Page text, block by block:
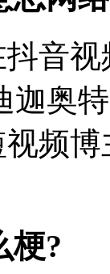
音
迦奥
频
梗?